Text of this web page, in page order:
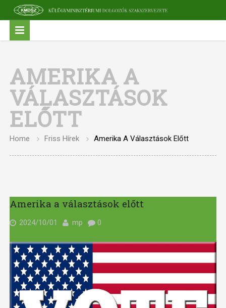
AMERIKA A
VÁLASZTÁSOK
ELŐTT
Home Friss Hírek Amerika A Választások Előtt
Amerika a választások előtt
2024/10/01 mp 0